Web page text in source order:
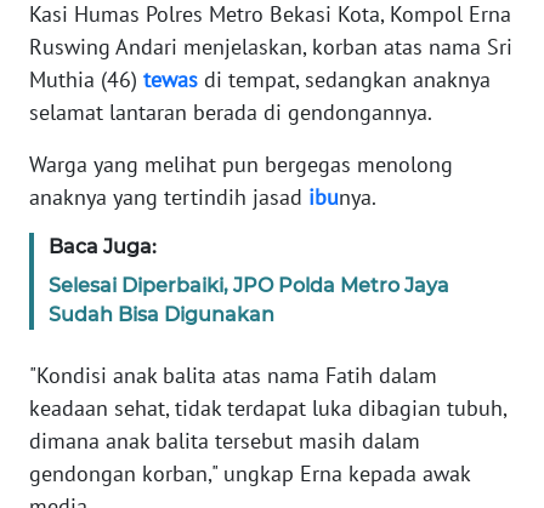
Kasi Humas Polres Metro Bekasi Kota, Kompol Erna
Ruswing Andari menjelaskan, korban atas nama Sri
Muthia (46) tewas di tempat, sedangkan anaknya
selamat lantaran berada di gendongannya.
Warga yang melihat pun bergegas menolong
anaknya yang tertindih jasad ibunya.
Baca Juga:
Selesai Diperbaiki, JPO Polda Metro Jaya
Sudah Bisa Digunakan
"Kondisi anak balita atas nama Fatih dalam
keadaan sehat, tidak terdapat luka dibagian tubuh,
dimana anak balita tersebut masih dalam
gendongan korban," ungkap Erna kepada awak
WN
SERAMBI
WN
WN
SULTRA
WN
WN
SULTENG
WN